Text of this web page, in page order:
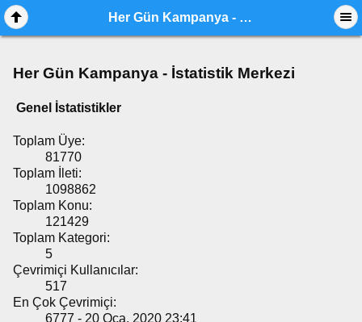
Her Gün Kampanya - İstatistik Merkezi
Her Gün Kampanya - İstatistik Merkezi
Genel İstatistikler
Toplam Üye:
81770
Toplam İleti:
1098862
Toplam Konu:
121429
Toplam Kategori:
5
Çevrimiçi Kullanıcılar:
517
En Çok Çevrimiçi:
6777 - 20 Oca, 2020 23:41